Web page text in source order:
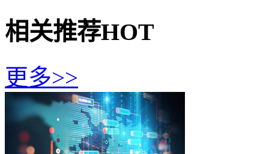
相关推荐HOT
更多>>